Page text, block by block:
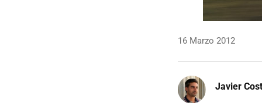
16 Marzo 2012
Javier